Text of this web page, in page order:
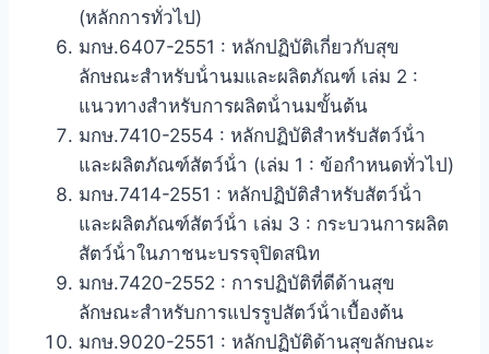
(หลักการทั่วไป)
มกษ.6407-2551 : หลักปฏิบัติเกี่ยวกับสุข
ลักษณะสําหรับน้ํานมและผลิตภัณฑ์ เล่ม 2 :
แนวทางสําหรับการผลิตน้ํานมขั้นต้น
มกษ.7410-2554 : หลักปฏิบัติสําหรับสัตว์น้ํา
และผลิตภัณฑ์สัตว์น้ํา (เล่ม 1 : ข้อกําหนดทั่วไป)
มกษ.7414-2551 : หลักปฏิบัติสําหรับสัตว์น้ํา
และผลิตภัณฑ์สัตว์น้ํา เล่ม 3 : กระบวนการผลิต
สัตว์น้ําในภาชนะบรรจุปิดสนิท
มกษ.7420-2552 : การปฏิบัติที่ดีด้านสุข
ลักษณะสําหรับการแปรรูปสัตว์น้ําเบื้องต้น
มกษ.9020-2551 : หลักปฏิบัติด้านสุขลักษณะ